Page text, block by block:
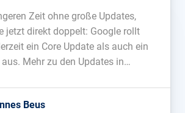
Zeit ohne große Updates,
jetzt direkt doppelt: Google rollt
ein Core Update als auch ein
Mehr zu den Updates in
Beus